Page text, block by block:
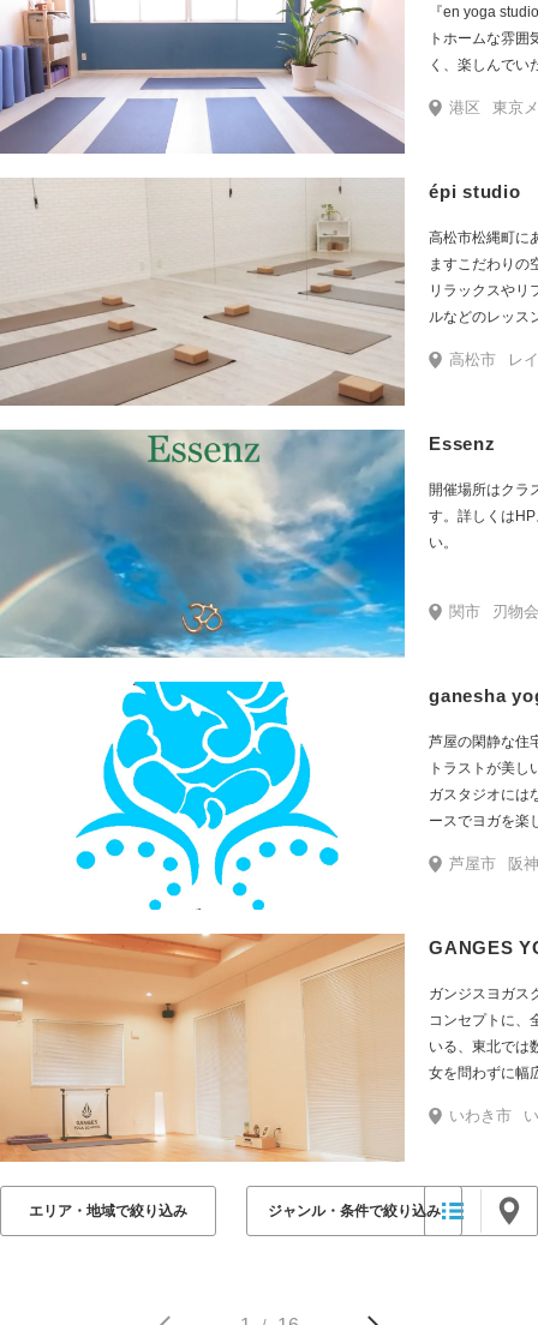
『en yoga
トホームな雰囲
く、楽しんでい
らかい、年齢、
港区 東京メト
épi studio
高松市松縄町に
ますこだわりの
リラックスやリ
ルなどのレッス
♪
高松市 レインボー
Essenz
開催場所はクラ
す。詳しくは
い。
関市 刃物
ganesha
芦屋の閑静な住
トラストが美し
ガスタジオには
ースでヨガを楽
めていきます。
芦屋市 阪神
GANGES
ガンジスヨガス
コンセプトに、
いる、東北では
女を問わずに幅
富なインストラ
るため、ヨガの
す。 入会金や年会費不要、ヨガ初回体験¥1,500。２回目以降はチ
いわき市
エリア・地域で絞り込み ジャンル・条件で絞り込み